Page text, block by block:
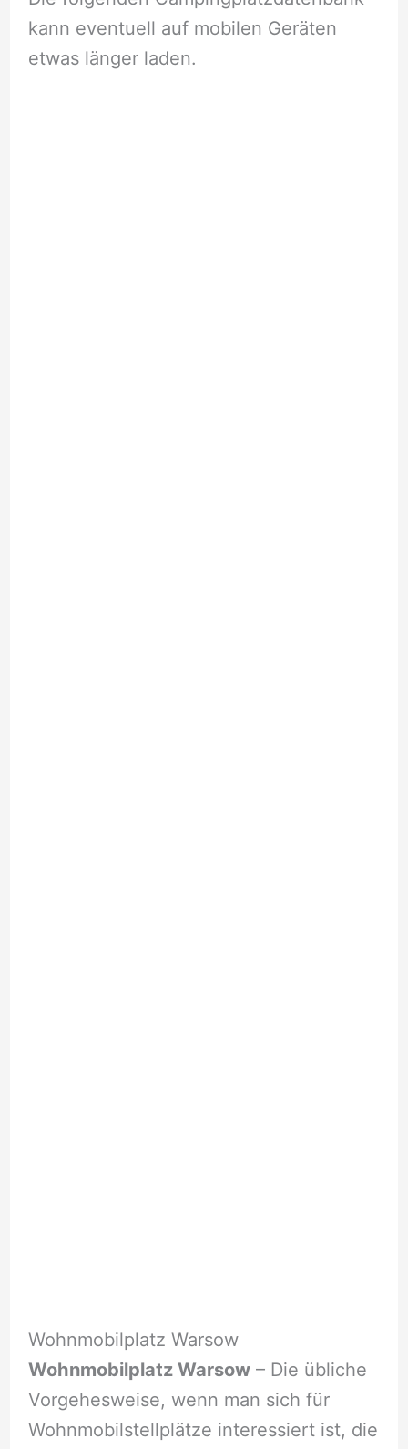
kann eventuell auf mobilen Geräten
etwas länger laden.
Wohnmobilplatz Warsow
Wohnmobilplatz Warsow– Die übliche
Vorgehesweise, wenn man sich für
Wohnmobilstellplätze interessiert ist, die